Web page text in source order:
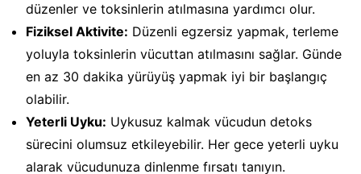
düzenler ve toksinlerin atılmasına yardımcı olur.
Fiziksel Aktivite: Düzenli egzersiz yapmak, terleme
yoluyla toksinlerin vücuttan atılmasını sağlar. Günde
en az 30 dakika yürüyüş yapmak iyi bir başlangıç
olabilir.
Yeterli Uyku: Uykusuz kalmak vücudun detoks
sürecini olumsuz etkileyebilir. Her gece yeterli uyku
alarak vücudunuza dinlenme fırsatı tanıyın.